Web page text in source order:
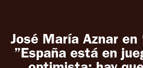
José María Aznar en
”España está en